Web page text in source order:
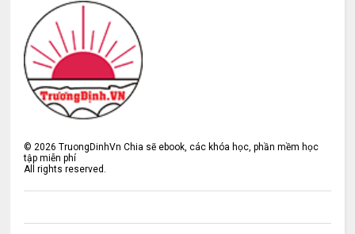
© 2026 TruongDinhVn Chia sẽ ebook, các khóa học, phần mềm học
tập miễn phí
All rights reserved.